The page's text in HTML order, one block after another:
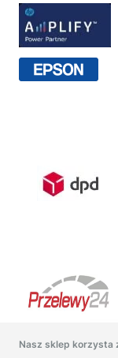
Nasz sklep korzysta